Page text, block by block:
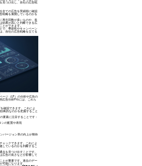
見つけ出し、自社の広告戦
全ての広告を実績順に確認
戦略を展開しているのかを
再生回数が多いものや、長
効果が高いと判断できる広
とができます。
で、季節性やキャンペーン
、自社の広告戦略を立てる
ージ（LP）の分析や広告の
広告分析Proには、これら
確認できます。これによ
果的なのかを把握すること
要素に注目することです：
ンの配置や表現
バージョン率の向上が期待
ェックできます。これによ
しているのかを判断するこ
点を見つけ出すことです。
広告の長さなどが影響して
とが重要です。過去のデー
可能になります。